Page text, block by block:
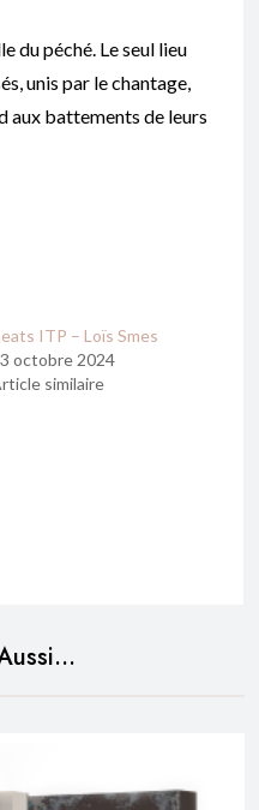
du péché. Le seul lieu
unis par le chantage,
aux battements de leurs
ITP – Loïs Smes
octobre 2024
similaire